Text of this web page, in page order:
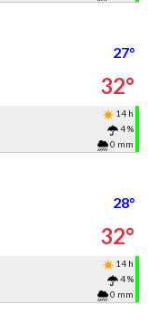
27°
32°
14 h
4 %
0 mm
28°
32°
14 h
4 %
0 mm